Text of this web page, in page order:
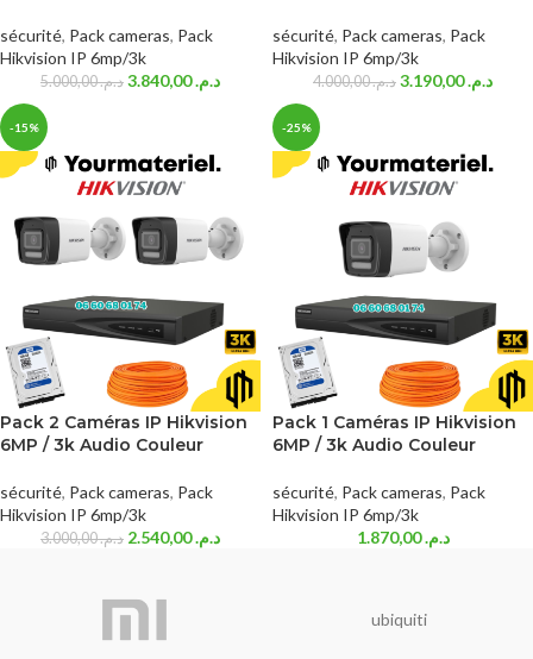
sécurité, Pack cameras, Pack
Hikvision IP 6mp/3k
د.م.5.000,00 د.م.3.840,00
sécurité, Pack cameras, Pack
Hikvision IP 6mp/3k
د.م.4.000,00 د.م.3.190,00
-15%
Pack 2 Caméras IP Hikvision
6MP / 3k Audio Couleur
sécurité, Pack cameras, Pack
Hikvision IP 6mp/3k
د.م.3.000,00 د.م.2.540,00
-25%
Pack 1 Caméras IP Hikvision
6MP / 3k Audio Couleur
sécurité, Pack cameras, Pack
Hikvision IP 6mp/3k
د.م.1.870,00
ubiquiti